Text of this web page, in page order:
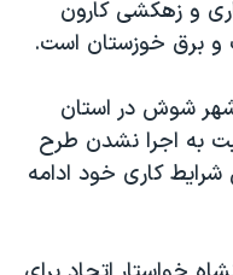
و زهکشی کارون
و برق خوزستان است.
شهر شوش در استان
به اجرا نشدن طرح
کاری خود ادامه